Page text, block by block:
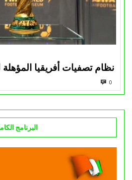
نظام تصفيات أفريقيا المؤهلة
0
البرنامج